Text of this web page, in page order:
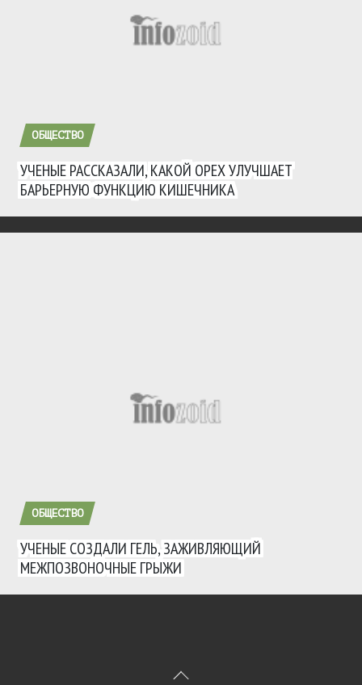
ОБЩЕСТВО
УЧЕНЫЕ РАССКАЗАЛИ, КАКОЙ ОРЕХ УЛУЧШАЕТ
БАРЬЕРНУЮ ФУНКЦИЮ КИШЕЧНИКА
ОБЩЕСТВО
УЧЕНЫЕ СОЗДАЛИ ГЕЛЬ, ЗАЖИВЛЯЮЩИЙ
МЕЖПОЗВОНОЧНЫЕ ГРЫЖИ